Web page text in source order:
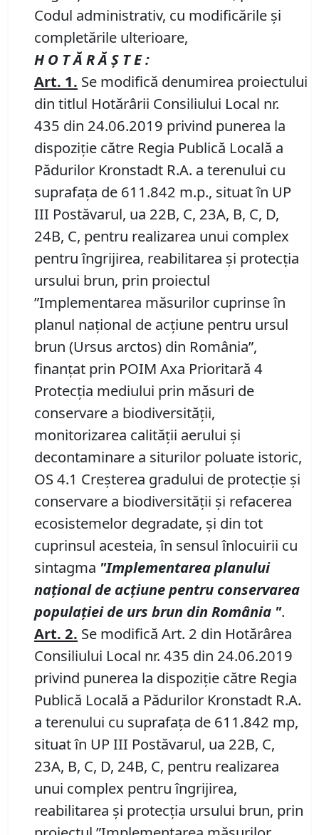
Codul administrativ, cu modificările și
completările ulterioare,
H O T Ă R Ă Ş T E :
Art. 1. Se modifică denumirea proiectului
din titlul Hotărârii Consiliului Local nr.
435 din 24.06.2019 privind punerea la
dispoziţie către Regia Publică Locală a
Pădurilor Kronstadt R.A. a terenului cu
suprafaţa de 611.842 m.p., situat în UP
III Postăvarul, ua 22B, C, 23A, B, C, D,
24B, C, pentru realizarea unui complex
pentru îngrijirea, reabilitarea și protecția
ursului brun, prin proiectul
”Implementarea măsurilor cuprinse în
planul naţional de acţiune pentru ursul
brun (Ursus arctos) din România”,
finanţat prin POIM Axa Prioritară 4
Protecţia mediului prin măsuri de
conservare a biodiversităţii,
monitorizarea calităţii aerului şi
decontaminare a siturilor poluate istoric,
OS 4.1 Creşterea gradului de protecţie şi
conservare a biodiversităţii şi refacerea
ecosistemelor degradate, şi din tot
cuprinsul acesteia, în sensul înlocuirii cu
sintagma "Implementarea planului
național de acțiune pentru conservarea
populației de urs brun din România ".
Art. 2. Se modifică Art. 2 din Hotărârea
Consiliului Local nr. 435 din 24.06.2019
privind punerea la dispoziţie către Regia
Publică Locală a Pădurilor Kronstadt R.A.
a terenului cu suprafaţa de 611.842 mp,
situat în UP III Postăvarul, ua 22B, C,
23A, B, C, D, 24B, C, pentru realizarea
unui complex pentru îngrijirea,
reabilitarea și protecția ursului brun, prin